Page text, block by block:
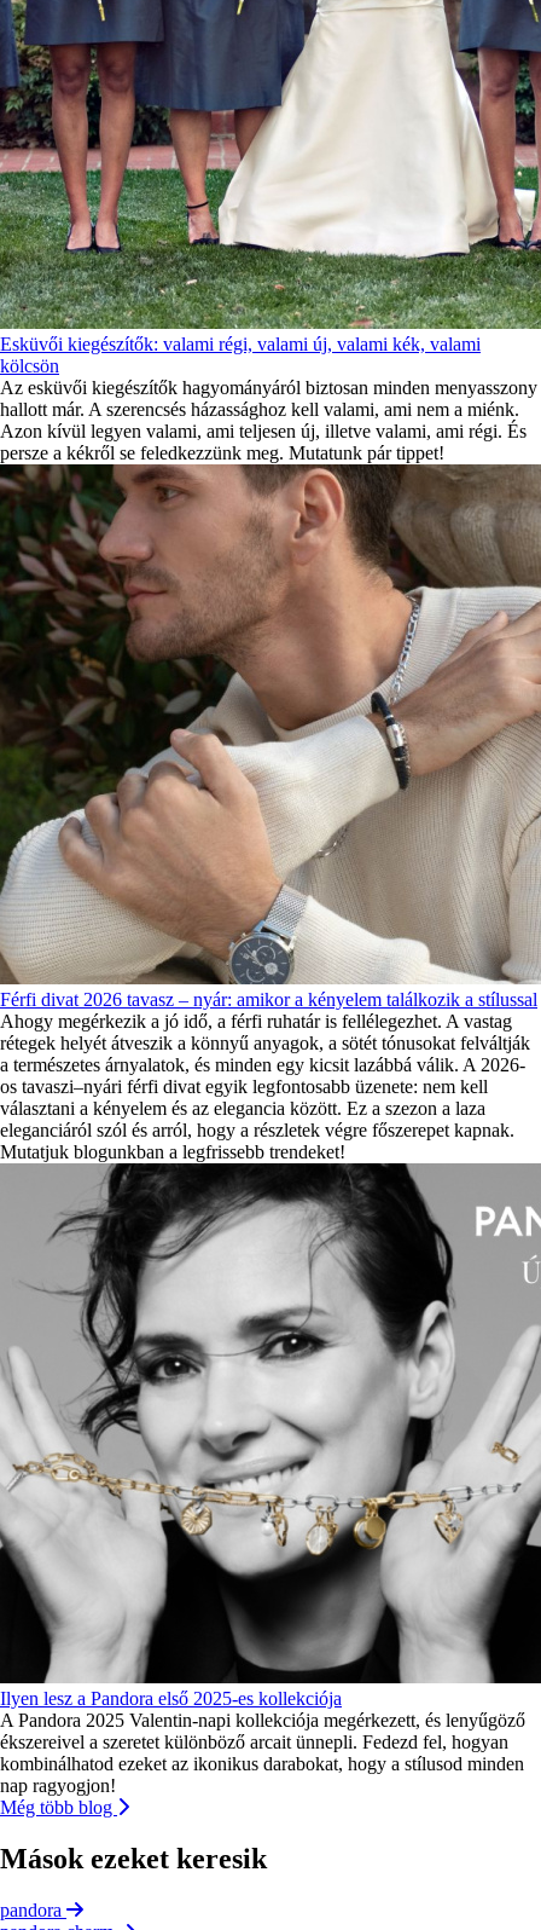
Esküvői kiegészítők: valami régi, valami új, valami kék, valami
kölcsön
Az esküvői kiegészítők hagyományáról biztosan minden menyasszony
hallott már. A szerencsés házassághoz kell valami, ami nem a miénk.
Azon kívül legyen valami, ami teljesen új, illetve valami, ami régi. És
persze a kékről se feledkezzünk meg. Mutatunk pár tippet!
Férfi divat 2026 tavasz – nyár: amikor a kényelem találkozik a stílussal
Ahogy megérkezik a jó idő, a férfi ruhatár is fellélegezhet. A vastag
rétegek helyét átveszik a könnyű anyagok, a sötét tónusokat felváltják
a természetes árnyalatok, és minden egy kicsit lazábbá válik. A 2026-
os tavaszi–nyári férfi divat egyik legfontosabb üzenete: nem kell
választani a kényelem és az elegancia között. Ez a szezon a laza
eleganciáról szól és arról, hogy a részletek végre főszerepet kapnak.
Mutatjuk blogunkban a legfrissebb trendeket!
Ilyen lesz a Pandora első 2025-es kollekciója
A Pandora 2025 Valentin-napi kollekciója megérkezett, és lenyűgöző
ékszereivel a szeretet különböző arcait ünnepli. Fedezd fel, hogyan
kombinálhatod ezeket az ikonikus darabokat, hogy a stílusod minden
nap ragyogjon!
Még több blog
Mások ezeket keresik
pandora